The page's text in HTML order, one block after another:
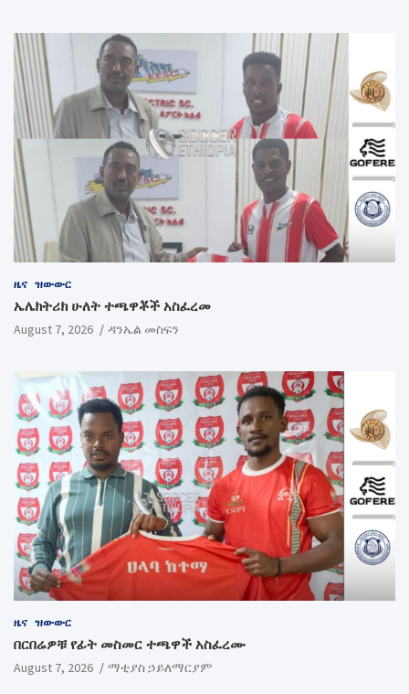
ዜና ዝውውር
ኤሌክትሪክ ሁለት ተጫዋቾች አስፈረመ
August 7, 2026 ዳንኤል መስፍን
ዜና ዝውውር
በርበሬዎቹ የፊት መስመር ተጫዋች አስፈረሙ
August 7, 2026 ማቲያስ ኃይለማርያም